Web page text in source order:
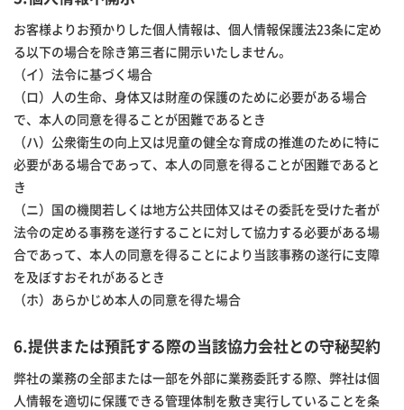
お客様よりお預かりした個人情報は、個人情報保護法23条に定め
る以下の場合を除き第三者に開示いたしません。
（イ）法令に基づく場合
（ロ）人の生命、身体又は財産の保護のために必要がある場合
で、本人の同意を得ることが困難であるとき
（ハ）公衆衛生の向上又は児童の健全な育成の推進のために特に
必要がある場合であって、本人の同意を得ることが困難であると
き
（ニ）国の機関若しくは地方公共団体又はその委託を受けた者が
法令の定める事務を遂行することに対して協力する必要がある場
合であって、本人の同意を得ることにより当該事務の遂行に支障
を及ぼすおそれがあるとき
（ホ）あらかじめ本人の同意を得た場合
6.提供または預託する際の当該協力会社との守秘契約
弊社の業務の全部または一部を外部に業務委託する際、弊社は個
人情報を適切に保護できる管理体制を敷き実行していることを条